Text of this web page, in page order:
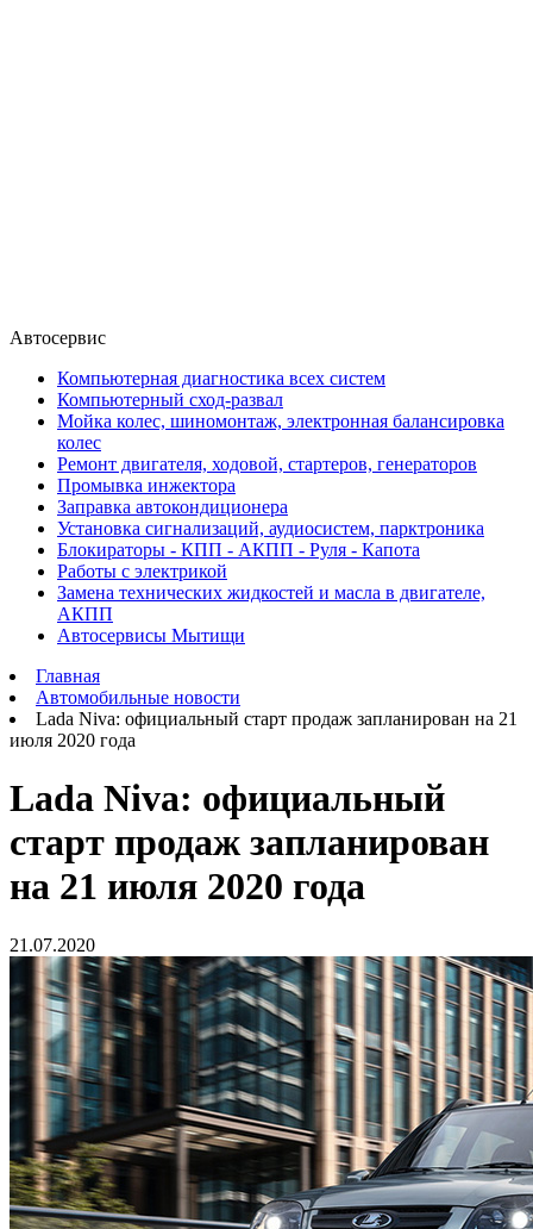
Автосервис
Компьютерная диагностика всех систем
Компьютерный сход-развал
Мойка колес, шиномонтаж, электронная балансировка
колес
Ремонт двигателя, ходовой, стартеров, генераторов
Промывка инжектора
Заправка автокондиционера
Установка сигнализаций, аудиосистем, парктроника
Блокираторы - КПП - АКПП - Руля - Капота
Работы с электрикой
Замена технических жидкостей и масла в двигателе,
АКПП
Автосервисы Мытищи
Главная
Автомобильные новости
Lada Niva: официальный старт продаж запланирован на 21
июля 2020 года
Lada Niva: официальный
старт продаж запланирован
на 21 июля 2020 года
21.07.2020